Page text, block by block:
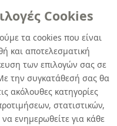
Cookies
τα cookies που είναι
και αποτελεσματική
των επιλογών σας σε
την συγκατάθεσή σας θα
ακόλουθες κατηγορίες
στατιστικών,
ενημερωθείτε για κάθε